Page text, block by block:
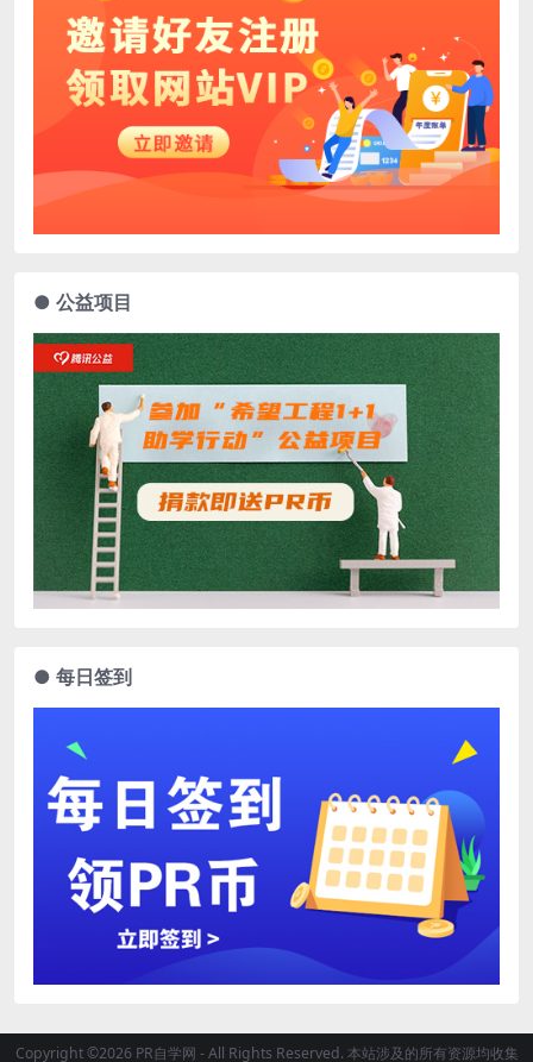
● 公益项目
● 每日签到
Copyright ©2026 PR自学网 - All Rights Reserved. 本站涉及的所有资源均收集